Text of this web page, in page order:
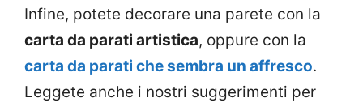
Infine, potete decorare una parete con la
carta da parati artistica, oppure con la
carta da parati che sembra un affresco.
Leggete anche i nostri suggerimenti per